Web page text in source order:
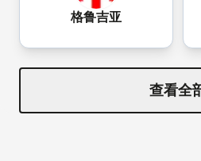
格鲁吉亚
查看全